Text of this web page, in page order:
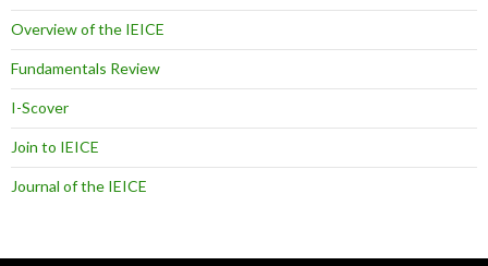
Overview of the IEICE
Fundamentals Review
I-Scover
Join to IEICE
Journal of the IEICE